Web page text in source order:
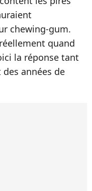
chewing-gum.
quand
la réponse tant
années de